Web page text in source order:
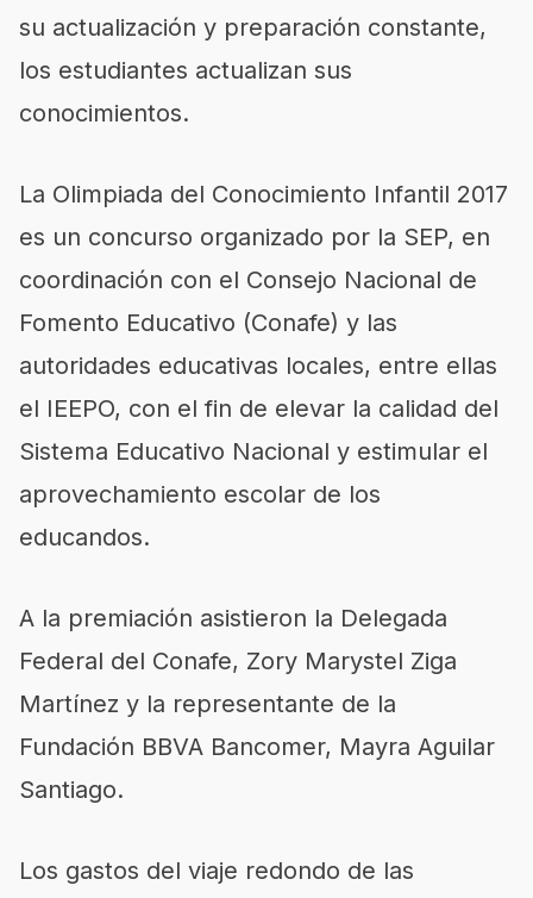
su actualización y preparación constante,
los estudiantes actualizan sus
conocimientos.
La Olimpiada del Conocimiento Infantil 2017
es un concurso organizado por la SEP, en
coordinación con el Consejo Nacional de
Fomento Educativo (Conafe) y las
autoridades educativas locales, entre ellas
el IEEPO, con el fin de elevar la calidad del
Sistema Educativo Nacional y estimular el
aprovechamiento escolar de los
educandos.
A la premiación asistieron la Delegada
Federal del Conafe, Zory Marystel Ziga
Martínez y la representante de la
Fundación BBVA Bancomer, Mayra Aguilar
Santiago.
Los gastos del viaje redondo de las